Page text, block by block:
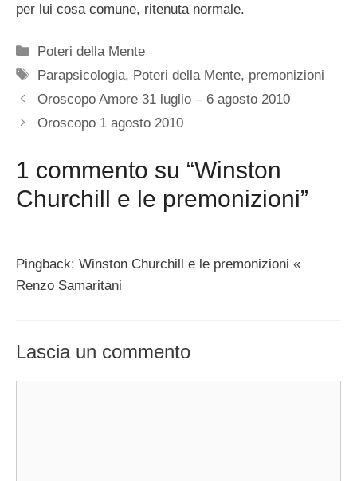
per lui cosa comune, ritenuta normale.
Categorie
Poteri della Mente
Tag
Parapsicologia, Poteri della Mente, premonizioni
Oroscopo Amore 31 luglio – 6 agosto 2010
Oroscopo 1 agosto 2010
1 commento su “Winston
Churchill e le premonizioni”
Pingback: Winston Churchill e le premonizioni «
Renzo Samaritani
Lascia un commento